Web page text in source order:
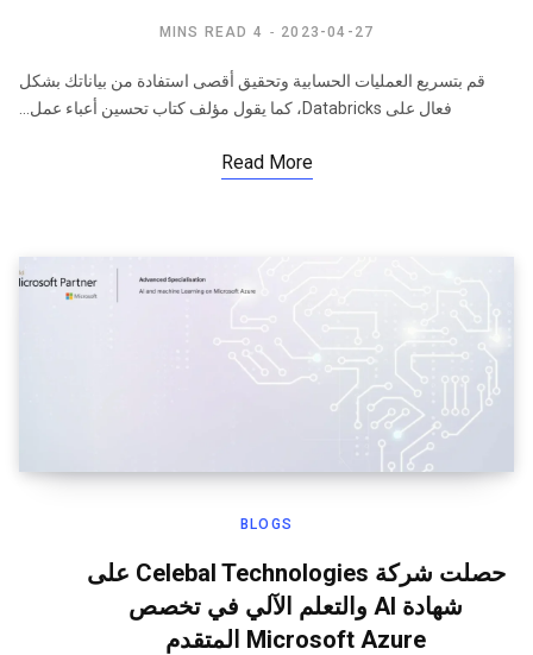
2023-04-27
4 MINS READ
قم بتسريع العمليات الحسابية وتحقيق أقصى استفادة من بياناتك بشكل
فعال على Databricks، كما يقول مؤلف كتاب تحسين أعباء عمل…
Read More
BLOGS
حصلت شركة Celebal Technologies على
شهادة Al والتعلم الآلي في تخصص
Microsoft Azure المتقدم